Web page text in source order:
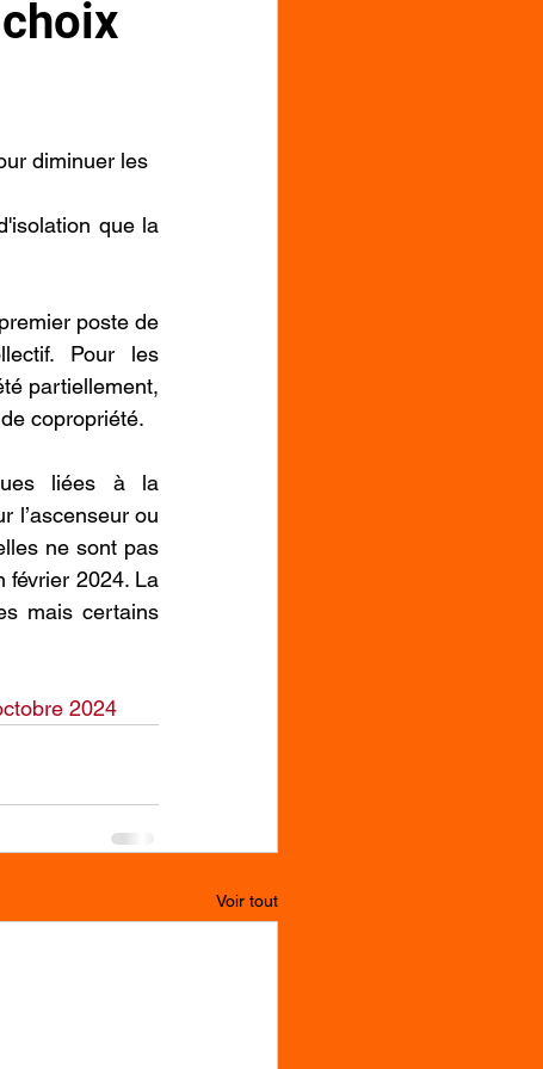
diminuer les
que la
poste de
Pour les
partiellement,
copropriété.
liées à la
l’ascenseur ou
ne sont pas
février 2024. La
mais certains
2024
Voir tout